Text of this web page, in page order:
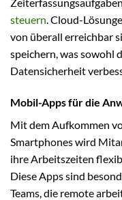
steuern. Cloud-
von überall erreichbar
speichern, was sowohl
Datensicherheit
Mobil-Apps für die
Mit dem Aufkommen
Smartphones wird
ihre Arbeitszeiten
Diese Apps sind
Teams, die remote